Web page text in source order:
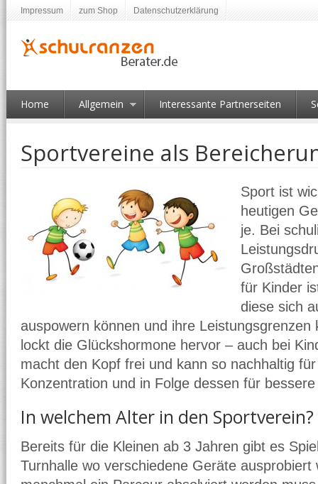
Impressum zum Shop Datenschutzerklärung
Home Allgemein Interessante Partnerseiten
Sportvereine als
Sport ist
heutigen
je. Bei
für Kinder
diese sich
auspowern können und ihre Leistungsgrenzen
lockt die Glückshormone hervor – auch bei
macht den Kopf frei und kann so nachhaltig
Konzentration und in Folge dessen für
In welchem Alter in den Sportverein?
Bereits für die Kleinen ab 3 Jahren gibt es
Turnhalle wo verschiedene Geräte ausprobiert